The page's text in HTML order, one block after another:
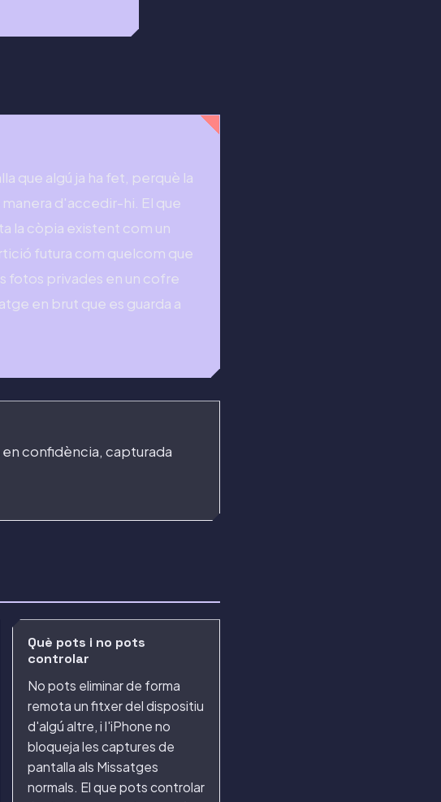
que algú ja ha fet, perquè la
d'accedir-hi. El que
la còpia existent com un
futura com quelcom que
fotos privades en un cofre
en brut que es guarda a
confidència, capturada
Què pots i no pots
controlar
No pots eliminar de forma
remota un fitxer del dispositiu
d'algú altre, i l'iPhone no
bloqueja les captures de
pantalla als Missatges
normals. El que pots controlar